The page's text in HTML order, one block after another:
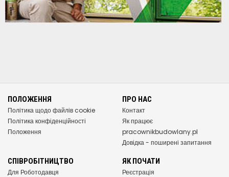
ПОЛОЖЕННЯ
Політика щодо файлів cookie
Політика конфіденційності
Положення
ПРО НАС
Контакт
Як працює
pracownikbudowlany.pl
Довідка - поширені запитання
СПІВРОБІТНИЦТВО
Для Роботодавця
ЯК ПОЧАТИ
Реєстрація